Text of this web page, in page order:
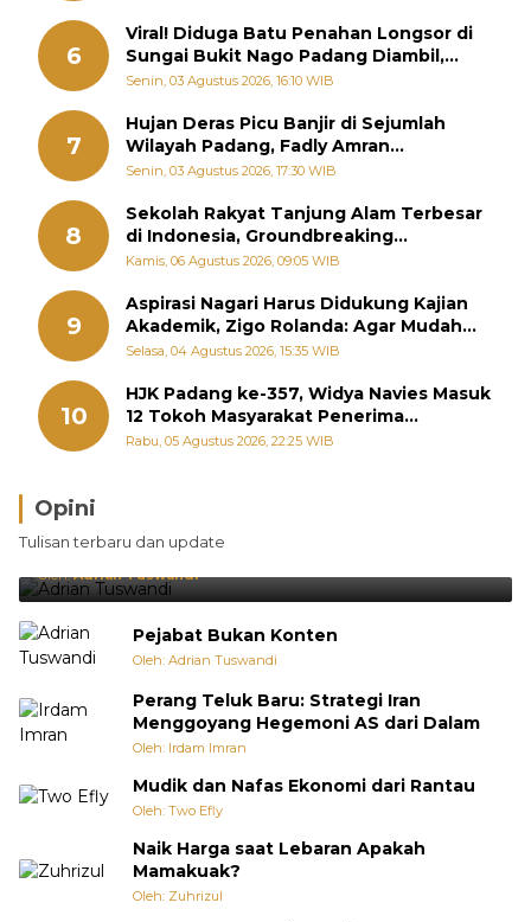
6
Viral! Diduga Batu Penahan Longsor di
Sungai Bukit Nago Padang Diambil,
Warga Khawatir Bencana Terulang
Senin, 03 Agustus 2026, 16:10 WIB
7
Hujan Deras Picu Banjir di Sejumlah
Wilayah Padang, Fadly Amran
Perintahkan OPD Siaga
Senin, 03 Agustus 2026, 17:30 WIB
8
Sekolah Rakyat Tanjung Alam Terbesar
di Indonesia, Groundbreaking
September
Kamis, 06 Agustus 2026, 09:05 WIB
9
Aspirasi Nagari Harus Didukung Kajian
Akademik, Zigo Rolanda: Agar Mudah
Diperjuangkan di Kementerian
Selasa, 04 Agustus 2026, 15:35 WIB
10
HJK Padang ke-357, Widya Navies Masuk
12 Tokoh Masyarakat Penerima
Penghargaan Pemko Padang
Rabu, 05 Agustus 2026, 22:25 WIB
Opini
Tulisan terbaru dan update
Brasil Lebih Diunggulkan, tetapi Jepang Selalu
Punya Cara Membuat Kejutan
Oleh:Adrian Tuswandi
Pejabat Bukan Konten
Oleh: Adrian Tuswandi
Perang Teluk Baru: Strategi Iran
Menggoyang Hegemoni AS dari Dalam
Oleh: Irdam Imran
Mudik dan Nafas Ekonomi dari Rantau
Oleh: Two Efly
Naik Harga saat Lebaran Apakah
Mamakuak?
Oleh: Zuhrizul